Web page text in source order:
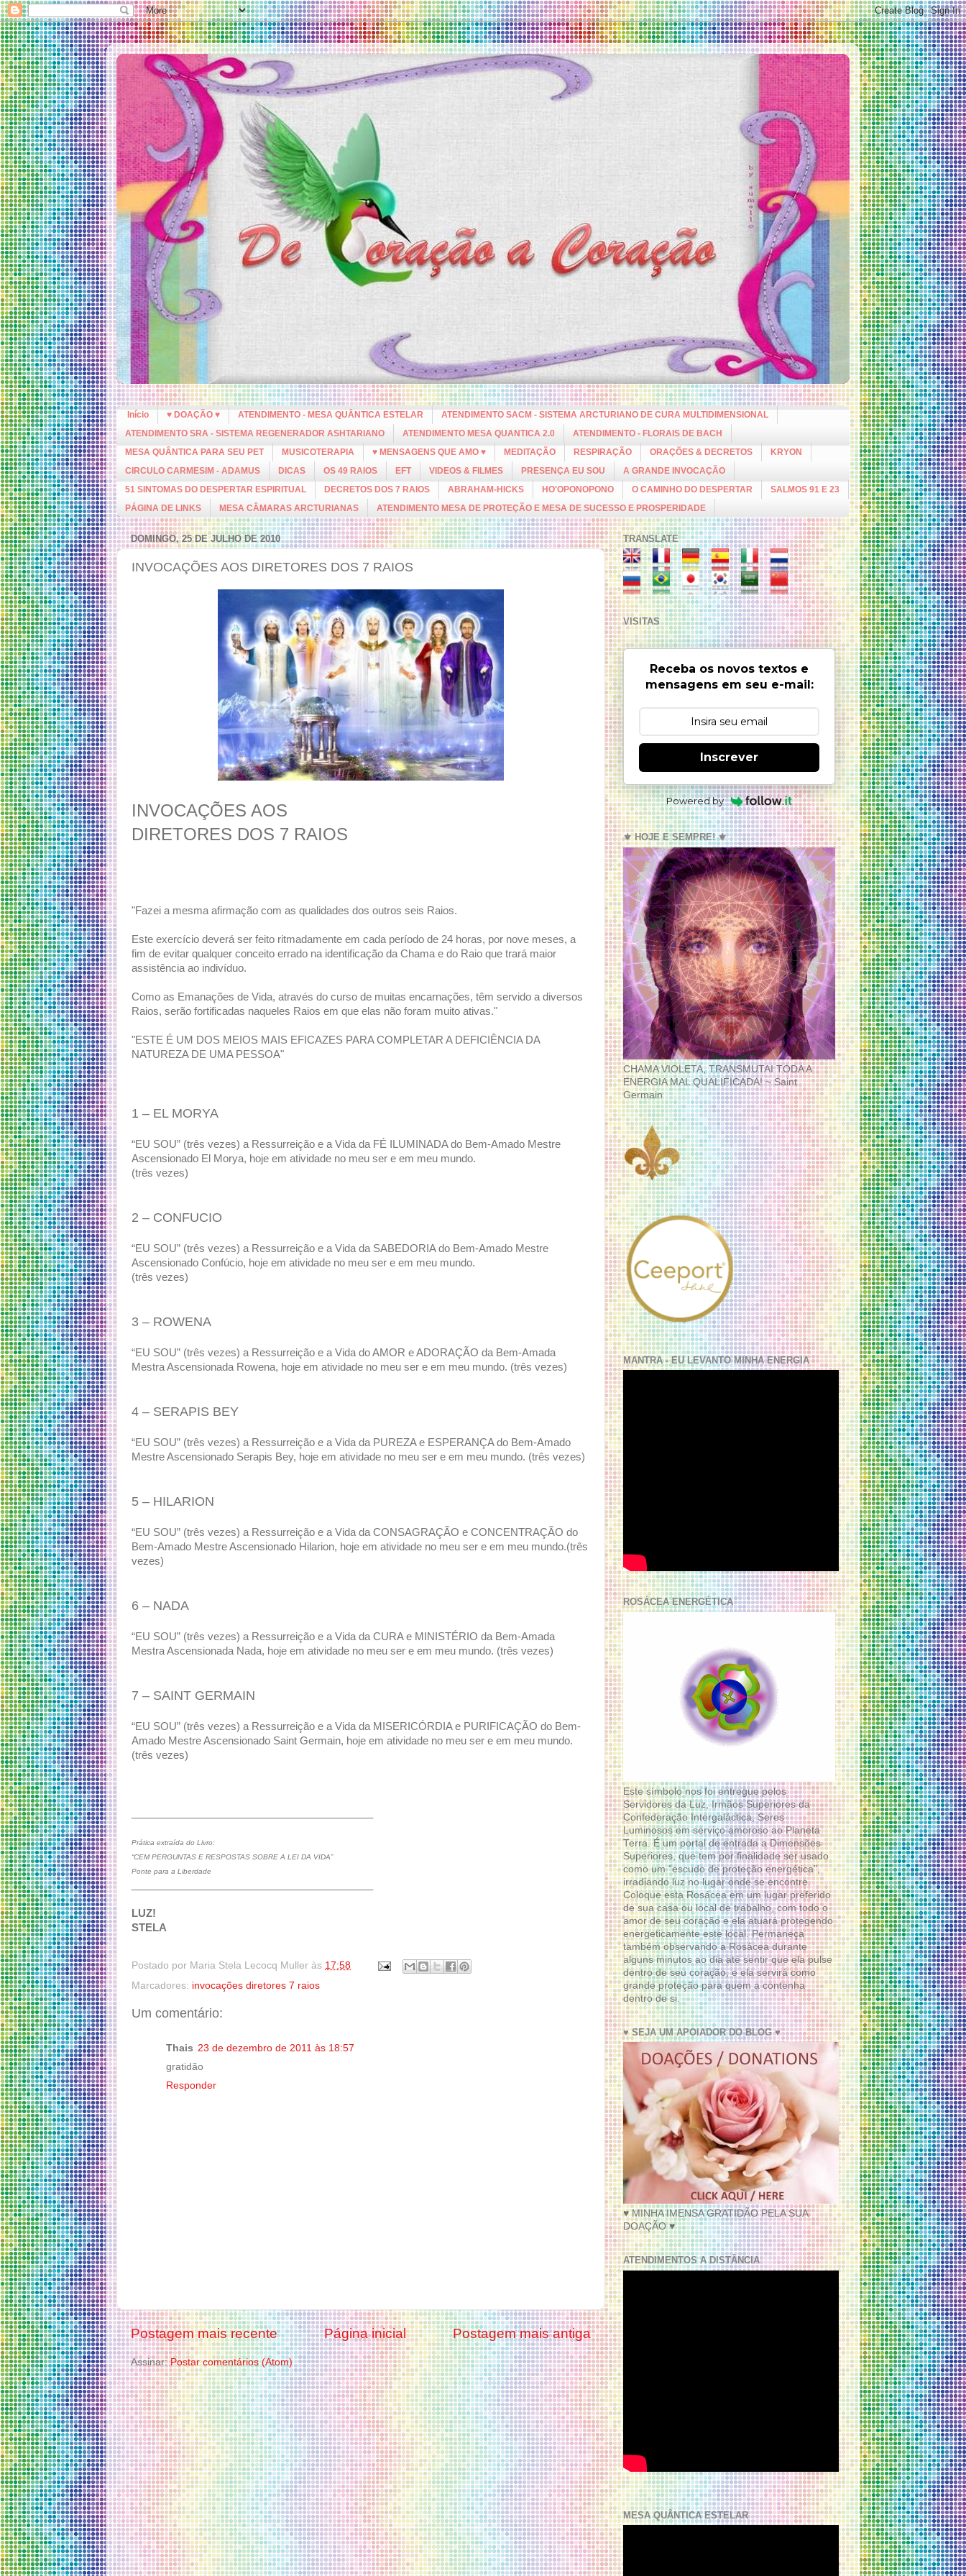
Início ♥ DOAÇÃO ♥ ATENDIMENTO - MESA QUÂNTICA ESTELAR
ATENDIMENTO SACM - SISTEMA ARCTURIANO DE CURA MULTIDIMENSIONAL
ATENDIMENTO SRA - SISTEMA REGENERADOR ASHTARIANO
ATENDIMENTO MESA QUANTICA 2.0
ATENDIMENTO - FLORAIS DE BACH
MESA QUÂNTICA PARA SEU PET
MUSICOTERAPIA ♥ MENSAGENS QUE AMO ♥ MEDITAÇÃO RESPIRAÇÃO ORAÇÕES & DECRETOS
KRYON
CIRCULO CARMESIM - ADAMUS
DICAS OS 49 RAIOS EFT VIDEOS & FILMES PRESENÇA EU SOU
A GRANDE INVOCAÇÃO
51 SINTOMAS DO DESPERTAR ESPIRITUAL
DECRETOS DOS 7 RAIOS ABRAHAM-HICKS HO'OPONOPONO O CAMINHO DO DESPERTAR
SALMOS 91 E 23
PÁGINA DE LINKS
MESA CÂMARAS ARCTURIANAS ATENDIMENTO MESA DE PROTEÇÃO E MESA DE SUCESSO E PROSPERIDADE
DOMINGO, 25 DE JULHO DE 2010
INVOCAÇÕES AOS DIRETORES DOS 7 RAIOS
INVOCAÇÕES AOS
DIRETORES DOS 7 RAIOS
"Fazei a mesma afirmação com as qualidades dos outros seis Raios.
Este exercício deverá ser feito ritmadamente em cada período de 24 horas, por nove meses, a
fim de evitar qualquer conceito errado na identificação da Chama e do Raio que trará maior
assistência ao indivíduo.
Como as Emanações de Vida, através do curso de muitas encarnações, têm servido a diversos
Raios, serão fortificadas naqueles Raios em que elas não foram muito ativas."
"ESTE É UM DOS MEIOS MAIS EFICAZES PARA COMPLETAR A DEFICIÊNCIA DA
NATUREZA DE UMA PESSOA"
1 – EL MORYA
“EU SOU” (três vezes) a Ressurreição e a Vida da FÉ ILUMINADA do Bem-Amado Mestre
Ascensionado El Morya, hoje em atividade no meu ser e em meu mundo.
(três vezes)
2 – CONFUCIO
“EU SOU” (três vezes) a Ressurreição e a Vida da SABEDORIA do Bem-Amado Mestre
Ascensionado Confúcio, hoje em atividade no meu ser e em meu mundo.
(três vezes)
3 – ROWENA
“EU SOU” (três vezes) a Ressurreição e a Vida do AMOR e ADORAÇÃO da Bem-Amada
Mestra Ascensionada Rowena, hoje em atividade no meu ser e em meu mundo. (três vezes)
4 – SERAPIS BEY
“EU SOU” (três vezes) a Ressurreição e a Vida da PUREZA e ESPERANÇA do Bem-Amado
Mestre Ascensionado Serapis Bey, hoje em atividade no meu ser e em meu mundo. (três vezes)
5 – HILARION
“EU SOU” (três vezes) a Ressurreição e a Vida da CONSAGRAÇÃO e CONCENTRAÇÃO do
Bem-Amado Mestre Ascensionado Hilarion, hoje em atividade no meu ser e em meu mundo.(três
vezes)
6 – NADA
“EU SOU” (três vezes) a Ressurreição e a Vida da CURA e MINISTÉRIO da Bem-Amada
Mestra Ascensionada Nada, hoje em atividade no meu ser e em meu mundo. (três vezes)
7 – SAINT GERMAIN
“EU SOU” (três vezes) a Ressurreição e a Vida da MISERICÓRDIA e PURIFICAÇÃO do Bem-
Amado Mestre Ascensionado Saint Germain, hoje em atividade no meu ser e em meu mundo.
(três vezes)
Prática extraída do Livro:
“CEM PERGUNTAS E RESPOSTAS SOBRE A LEI DA VIDA”
Ponte para a Liberdade
LUZ!
STELA
Postado por Maria Stela Lecocq Muller às 17:58
Marcadores: invocações diretores 7 raios
Um comentário:
Thais 23 de dezembro de 2011 às 18:57
gratidão
Responder
Postagem mais recente Postagem mais antiga
Página inicial
Assinar:Postar comentários (Atom)
TRANSLATE
VISITAS
Receba os novos textos e
mensagens em seu e-mail:
Inscrever
Powered by
⚜️ HOJE E SEMPRE! ⚜️
CHAMA VIOLETA, TRANSMUTAI TODA A
ENERGIA MAL QUALIFICADA! ~ Saint
Germain
MANTRA - EU LEVANTO MINHA ENERGIA
ROSÁCEA ENERGÉTICA
Este símbolo nos foi entregue pelos
Servidores da Luz, Irmãos Superiores da
Confederação Intergaláctica, Seres
Luminosos em serviço amoroso ao Planeta
Terra. É um portal de entrada a Dimensões
Superiores, que tem por finalidade ser usado
como um “escudo de proteção energética”,
irradiando luz no lugar onde se encontre.
Coloque esta Rosácea em um lugar preferido
de sua casa ou local de trabalho, com todo o
amor de seu coração e ela atuará protegendo
energeticamente este local. Permaneça
também observando a Rosácea durante
alguns minutos ao dia até sentir que ela pulse
dentro de seu coração, e ela servirá como
grande proteção para quem a contenha
dentro de si.
♥ SEJA UM APOIADOR DO BLOG ♥
♥ MINHA IMENSA GRATIDÃO PELA SUA
DOAÇÃO ♥
ATENDIMENTOS A DISTÂNCIA
MESA QUÂNTICA ESTELAR